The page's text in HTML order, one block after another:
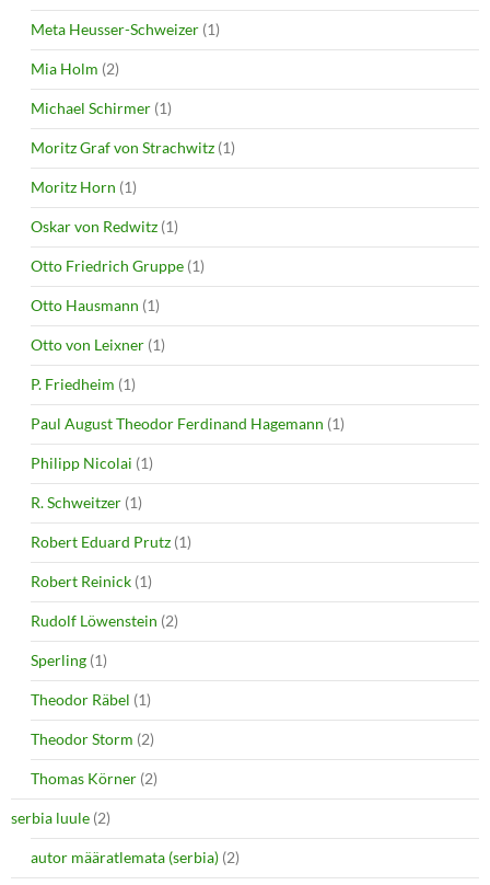
Meta Heusser-Schweizer (1)
Mia Holm (2)
Michael Schirmer (1)
Moritz Graf von Strachwitz (1)
Moritz Horn (1)
Oskar von Redwitz (1)
Otto Friedrich Gruppe (1)
Otto Hausmann (1)
Otto von Leixner (1)
P. Friedheim (1)
Paul August Theodor Ferdinand Hagemann (1)
Philipp Nicolai (1)
R. Schweitzer (1)
Robert Eduard Prutz (1)
Robert Reinick (1)
Rudolf Löwenstein (2)
Sperling (1)
Theodor Räbel (1)
Theodor Storm (2)
Thomas Körner (2)
serbia luule (2)
autor määratlemata (serbia) (2)